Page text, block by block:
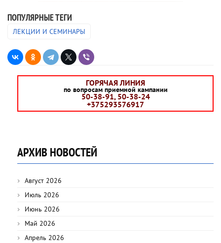
ПОПУЛЯРНЫЕ ТЕГИ
ЛЕКЦИИ И СЕМИНАРЫ
ГОРЯЧАЯ ЛИНИЯ
по вопросам приемной кампании
50-38-91, 50-38-24
+375293576917
АРХИВ НОВОСТЕЙ
Август 2026
Июль 2026
Июнь 2026
Май 2026
Апрель 2026